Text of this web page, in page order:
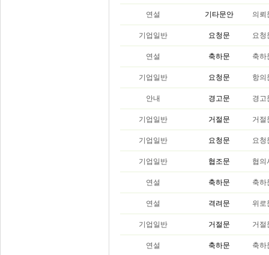
연설 기타문안 의뢰
기업일반 요청문 요청
연설 축하문 축하
기업일반 요청문 항의
안내 경고문 경고
기업일반 거절문 거절
기업일반 요청문 요청
기업일반 협조문 협의
연설 축하문 축하
연설 격려문 위로
기업일반 거절문 거절
연설 축하문 축하